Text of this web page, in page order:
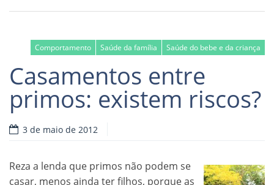
Comportamento Saúde da família Saúde do bebe e da criança
Casamentos entre
primos: existem riscos?
3 de maio de 2012
Reza a lenda que primos não podem se
casar, menos ainda ter filhos, porque as